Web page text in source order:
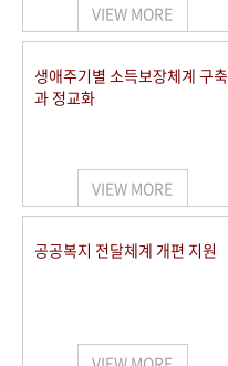
VIEW MORE
생애주기별 소득보장체계 구축
과 정교화
VIEW MORE
공공복지 전달체계 개편 지원